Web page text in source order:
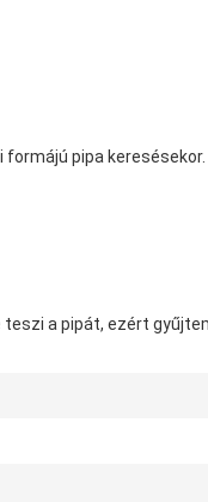
pipa
a pipát, ezért